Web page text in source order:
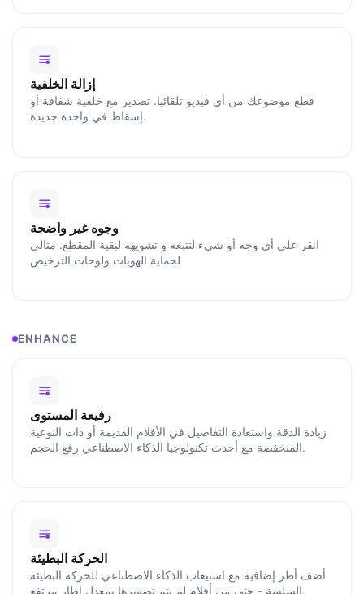
إزالة الخلفية
قطع موضوعك من أي فيديو تلقائيا. تصدير مع خلفية شفافة أو
إسقاط في واحدة جديدة.
وجوه غير واضحة
انقر على أي وجه أو شيء لتتبعه و تشويهه لبقية المقطع. مثالي
لحماية الهويات ولوحات الترخيص
ENHANCE
رفيعة المستوى
زيادة الدقة واستعادة التفاصيل في الأفلام القديمة أو ذات النوعية
المنخفضة مع أحدث تكنولوجيا الذكاء الاصطناعي رفع الحجم.
الحركة البطيئة
أضف أطر إضافية مع استيعاب الذكاء الاصطناعي للحركة البطيئة
السلسة - حتى من أفلام لم يتم تصويرها بمعدل إطار مرتفع.